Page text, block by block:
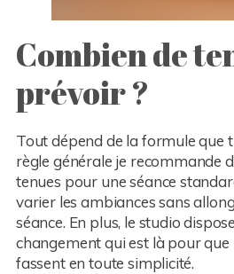
Combien de
prévoir ?
Tout dépend de la formule que
règle générale je recommande
tenues pour une séance
varier les ambiances sans
séance. En plus, le studio
changement qui est là pour que
fassent en toute simplicité.